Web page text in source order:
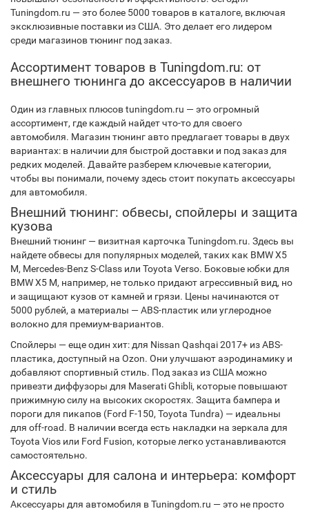
Tuningdom.ru — это более 5000 товаров в каталоге, включая
эксклюзивные поставки из США. Это делает его лидером
среди магазинов тюнинг под заказ.
Ассортимент товаров в Tuningdom.ru: от
внешнего тюнинга до аксессуаров в наличии
Один из главных плюсов tuningdom.ru — это огромный
ассортимент, где каждый найдет что-то для своего
автомобиля. Магазин тюнинг авто предлагает товары в двух
вариантах: в наличии для быстрой доставки и под заказ для
редких моделей. Давайте разберем ключевые категории,
чтобы вы понимали, почему здесь стоит покупать аксессуары
для автомобиля.
Внешний тюнинг: обвесы, спойлеры и защита
кузова
Внешний тюнинг — визитная карточка Tuningdom.ru. Здесь вы
найдете обвесы для популярных моделей, таких как BMW X5
M, Mercedes-Benz S-Class или Toyota Verso. Боковые юбки для
BMW X5 M, например, не только придают агрессивный вид, но
и защищают кузов от камней и грязи. Цены начинаются от
5000 рублей, а материалы — ABS-пластик или углеродное
волокно для премиум-вариантов.
Спойлеры — еще один хит: для Nissan Qashqai 2017+ из ABS-
пластика, доступный на Ozon. Они улучшают аэродинамику и
добавляют спортивный стиль. Под заказ из США можно
привезти диффузоры для Maserati Ghibli, которые повышают
прижимную силу на высоких скоростях. Защита бампера и
пороги для пикапов (Ford F-150, Toyota Tundra) — идеальны
для off-road. В наличии всегда есть накладки на зеркала для
Toyota Vios или Ford Fusion, которые легко устанавливаются
самостоятельно.
Аксессуары для салона и интерьера: комфорт
и стиль
Аксессуары для автомобиля в Tuningdom.ru — это не просто